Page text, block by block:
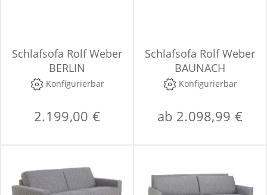
Schlafsofa Rolf Weber
BERLIN
Konfigurierbar
2.199,00 €
Schlafsofa Rolf Weber
BAUNACH
Konfigurierbar
ab 2.098,99 €